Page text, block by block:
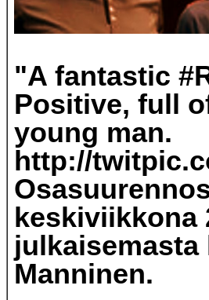
"A fantastic
Positive, full
young man.
http://
keskiviikkona
Manninen.